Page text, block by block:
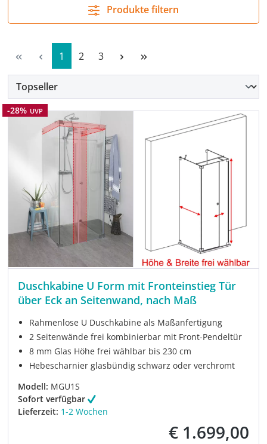
Produkte filtern
Seite
1 Seite
2 Seite
3
Rabatt
-28% UVP
Duschkabine U Form mit Fronteinstieg Tür
über Eck an Seitenwand, nach Maß
Rahmenlose U Duschkabine als Maßanfertigung
2 Seitenwände frei kombinierbar mit Front-Pendeltür
8 mm Glas Höhe frei wählbar bis 230 cm
Hebescharnier glasbündig schwarz oder verchromt
Modell: MGU1S
Sofort verfügbar
Lieferzeit: 1-2 Wochen
Verkaufspreis:
€ 1.699,00